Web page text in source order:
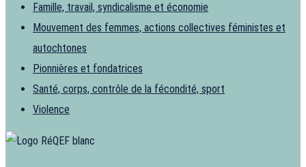
Famille, travail, syndicalisme et économie
Mouvement des femmes, actions collectives féministes et
autochtones
Pionnières et fondatrices
Santé, corps, contrôle de la fécondité, sport
Violence